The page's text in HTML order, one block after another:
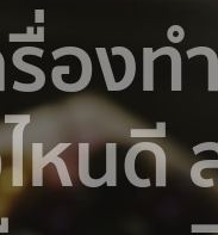
รื่อง
หนดี